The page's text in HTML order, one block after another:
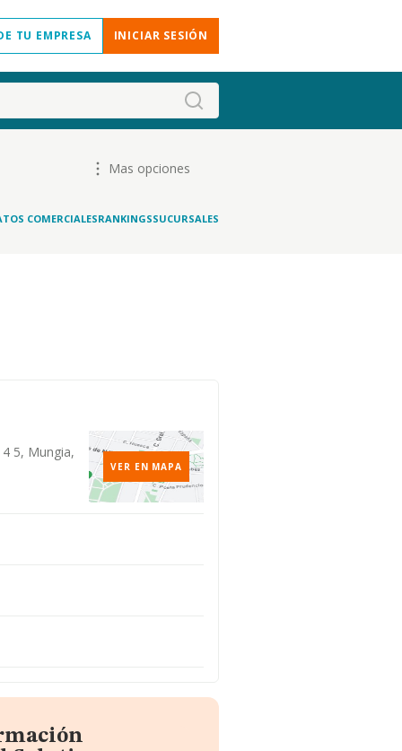
TU EMPRESA INICIAR SESIÓN
Mas opciones
COMERCIALESRANKINGSSUCURSALES
5, Mungia,
VER EN MAPA